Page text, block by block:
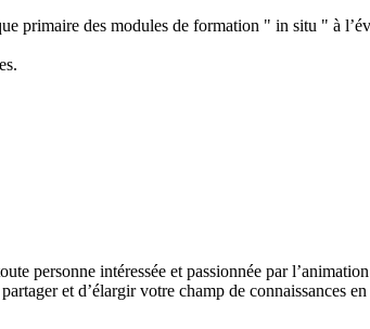
primaire des modules de formation " in situ " à
personne intéressée et passionnée par
et d’élargir votre champ de connaissances